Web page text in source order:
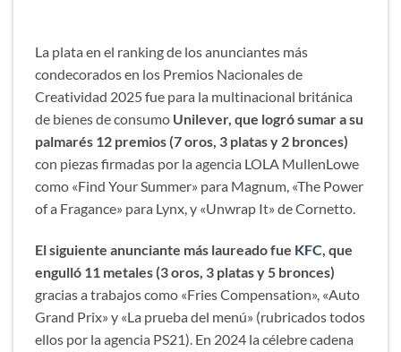
La plata en el ranking de los anunciantes más
condecorados en los Premios Nacionales de
Creatividad 2025 fue para la multinacional británica
de bienes de consumo Unilever, que logró sumar a su
palmarés 12 premios (7 oros, 3 platas y 2 bronces)
con piezas firmadas por la agencia LOLA MullenLowe
como «Find Your Summer» para Magnum, «The Power
of a Fragance» para Lynx, y «Unwrap It» de Cornetto.
El siguiente anunciante más laureado fue KFC, que
engulló 11 metales (3 oros, 3 platas y 5 bronces)
gracias a trabajos como «Fries Compensation», «Auto
Grand Prix» y «La prueba del menú» (rubricados todos
ellos por la agencia PS21). En 2024 la célebre cadena